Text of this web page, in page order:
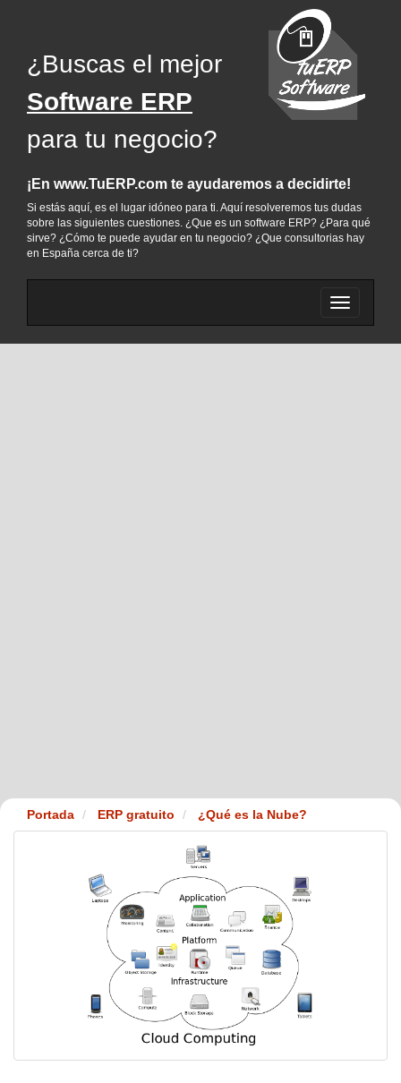
¿Buscas el mejor
Software ERP
para tu negocio?
¡En www.TuERP.com te ayudaremos a decidirte!
Si estás aquí, es el lugar idóneo para ti. Aquí resolveremos tus dudas
sobre las siguientes cuestiones. ¿Que es un software ERP? ¿Para qué
sirve? ¿Cómo te puede ayudar en tu negocio? ¿Que consultorias hay
en España cerca de ti?
Cambiar
menu
Portada ERP gratuito ¿Qué es la Nube?